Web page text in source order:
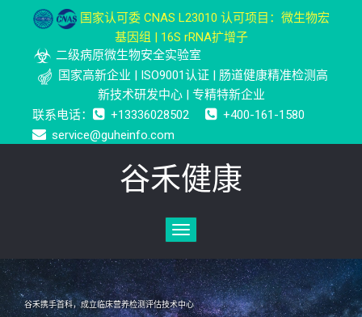
国家认可委 CNAS L23010 认可项目：微生物宏
基因组 | 16S rRNA扩增子
二级病原微生物安全实验室
国家高新企业 | ISO9001认证 | 肠道健康精准检测高
新技术研发中心 | 专精特新企业
联系电话：
+13336028502
+400-161-1580
service@guheinfo.com
谷禾健康
Toggle
navigation
谷禾携手首科，成立临床营养检测评估技术中心